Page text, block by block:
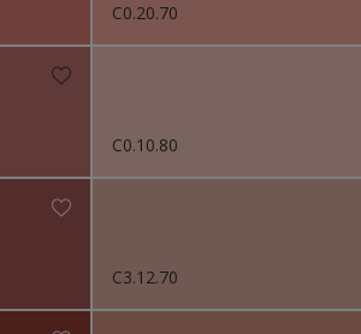
C0.20.70
C0.10.80
C3.12.70